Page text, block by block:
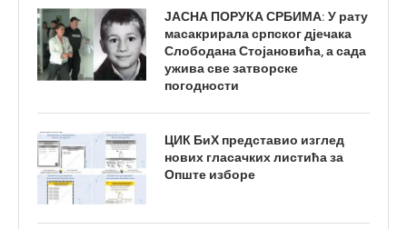
ЈАСНА ПОРУКА СРБИМА: У рату
масакрирала српског дјечака
Слободана Стојановића, а сада
ужива све затворске
погодности
ЦИК БиХ представио изглед
нових гласачких листића за
Опште изборе